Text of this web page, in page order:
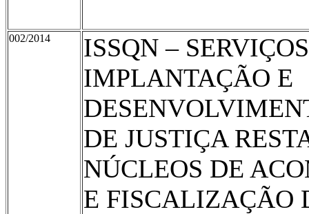
002/2014
ISSQN –
IMPLANTAÇÃO E
DE JUSTIÇA
NÚCLEOS DE
E FISCALIZAÇÃO